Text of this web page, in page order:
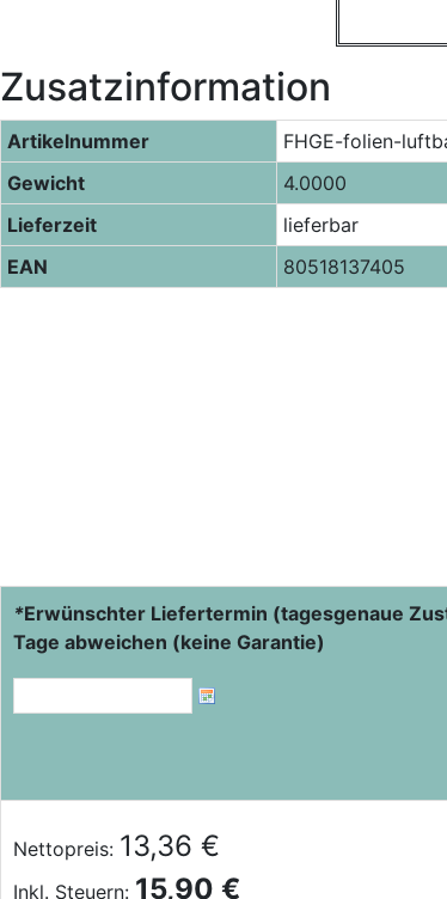
Zusatzinformation
Artikelnummer
FHGE-folien-
Gewicht
4.0000
Lieferzeit
lieferbar
EAN
80518137405
*Erwünschter Liefertermin (tagesgenaue
Tage abweichen (keine Garantie)
Nettopreis: 13,36 €
Inkl. Steuern: 15,90 €